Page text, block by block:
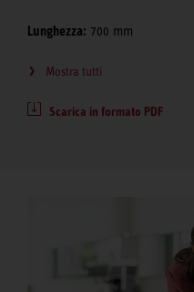
Lunghezza: 700 mm
Mostra tutti
Scarica in formato PDF